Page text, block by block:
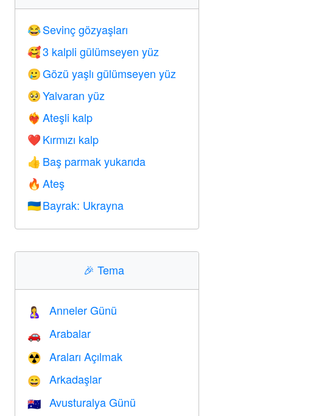
😂 Sevinç gözyaşları
🥰3 kalpli gülümseyen yüz
🥲 Gözü yaşlı gülümseyen yüz
🥺 Yalvaran yüz
❤️‍🔥 Ateşli kalp
❤️ Kırmızı kalp
👍 Baş parmak yukarıda
🔥 Ateş
🇺🇦 Bayrak: Ukrayna
🎉Tema
🤱 Anneler Günü
🚗 Arabalar
☢️ Araları Açılmak
😄 Arkadaşlar
🇦🇺 Avusturalya Günü